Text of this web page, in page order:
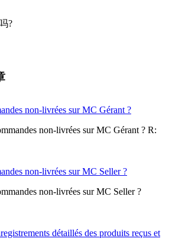
?
non-livrées sur MC Gérant ?
non-livrées sur MC Gérant ? R:
non-livrées sur MC Seller ?
non-livrées sur MC Seller ?
détaillés des produits reçus et